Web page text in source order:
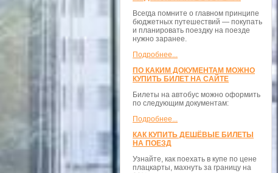
Всегда помните о главном принципе
бюджетных путешествий — покупать
и планировать поездку на поезде
нужно заранее.
Подробнее...
ПО КАКИМ ДОКУМЕНТАМ МОЖНО
КУПИТЬ БИЛЕТ НА САЙТЕ
Билеты на автобус можно оформить
по следующим документам:
Подробнее...
КАК КУПИТЬ ДЕШЁВЫЕ БИЛЕТЫ
НА ПОЕЗД
Узнайте, как поехать в купе по цене
плацкарты, махнуть за границу на